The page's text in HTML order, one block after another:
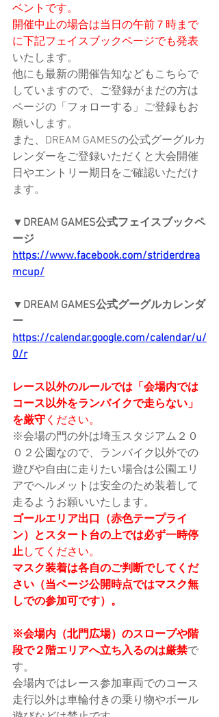
ベントです。
開催中止の場合は当日の午前７時まで
に下記フェイスブックページでも発表
いたします。
他にも最新の開催告知などもこちらで
していますので、ご登録がまだの方は
ページの「フォローする」ご登録もお
願いします。
また、DREAM GAMESの公式グーグルカ
レンダーをご登録いただくと大会開催
日やエントリー期日をご確認いただけ
ます。
▼DREAM GAMES公式フェイスブックペ
ージ
https://www.facebook.com/striderdrea
mcup/
▼DREAM GAMES公式グーグルカレンダ
ー
https://calendar.google.com/calendar/u/
0/r
レース以外のルールでは「会場内では
コース以外をランバイクで走らない」
を厳守 ください。
※会場の門の外は埼玉スタジアム２０
０２公園なので、ランバイク以外での
遊びや自由に走りたい場合は公園エリ
アでヘルメットは安全のため装着して
走るようお願いいたします。
ゴールエリア出口（赤色テープライ
ン）とスタート台の上では必ず一時停
止してください。
マスク装着は各自のご判断でしてくだ
さい（当ページ公開時点ではマスク無
しでの参加可です）。
※会場内（北門広場）のスロープや階
段で２階エリアへ立ち入るのは厳禁で
す。
会場内ではレース参加車両でのコース
走行以外は車輪付きの乗り物やボール